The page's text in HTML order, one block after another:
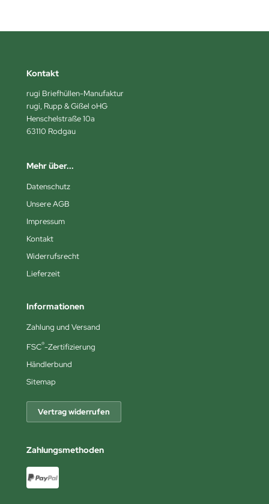
Kontakt
rugi Briefhüllen-Manufaktur
rugi, Rupp & Gißel oHG
Henschelstraße 10a
63110 Rodgau
Mehr über...
Datenschutz
Unsere AGB
Impressum
Kontakt
Widerrufsrecht
Lieferzeit
Informationen
Zahlung und Versand
FSC®-Zertifizierung
Händlerbund
Sitemap
Vertrag widerrufen
Zahlungsmethoden